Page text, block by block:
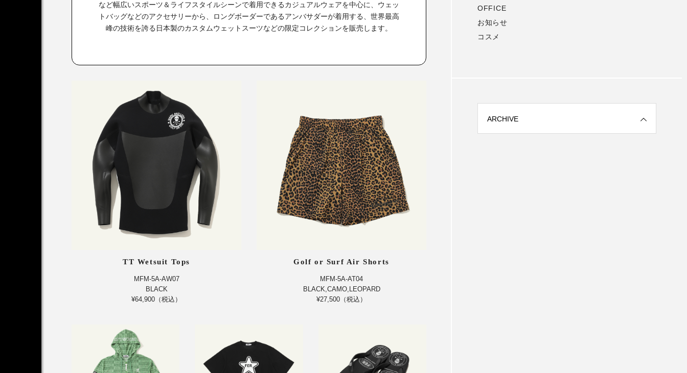
OFFICE
お知らせ
コスメ
ARCHIVE
など幅広いスポーツ＆ライフスタイルシーンで着用できるカジュアルウェアを中心に、ウェッ
トバッグなどのアクセサリーから、ロングボーダーであるアンバサダーが着用する、世界最高
峰の技術を誇る日本製のカスタムウェットスーツなどの限定コレクションを販売します。
TT Wetsuit Tops
MFM-5A-AW07
BLACK
¥64,900（税込）
Golf or Surf Air Shorts
MFM-5A-AT04
BLACK,CAMO,LEOPARD
¥27,500（税込）